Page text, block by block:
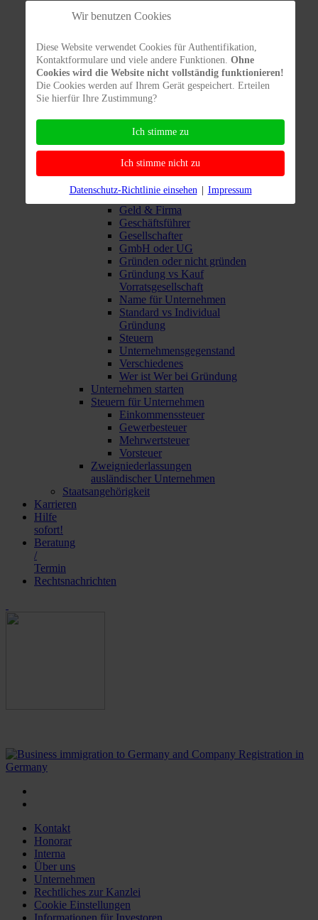
EU-Bürger bzw. deren Nicht-
Private Immigration
Schritt-für-Schritt-Anleitung für
Einwanderung
Visa
Wirtschaftsimmigration
Niederlassungserlaubnis
Private Rechtsaspekte
Rechtliches für Unternehmen
Gesellschaftsgründung
Ausländer in der Gesellschaft
Falsche Rechnungen
Ferngründung
Geld & Firma
Geschäftsführer
Gesellschafter
GmbH oder UG
Gründen oder nicht gründen
Gründung vs Kauf
Vorratsgesellschaft
Name für Unternehmen
Standard vs Individual
Gründung
Steuern
Unternehmensgegenstand
Verschiedenes
Wer ist Wer bei Gründung
Unternehmen starten
Steuern für Unternehmen
Einkommenssteuer
Gewerbesteuer
Mehrwertsteuer
Vorsteuer
Zweigniederlassungen
ausländischer Unternehmen
Staatsangehörigkeit
Karrieren
Hilfe
sofort!
Beratung
/
Termin
Rechtsnachrichten
Kontakt
Honorar
Interna
Über uns
Unternehmen
Rechtliches zur Kanzlei
Cookie Einstellungen
Informationen für Investoren
Wir benutzen Cookies
Diese Website verwendet Cookies für Authentifikation,
Kontaktformulare und viele andere Funktionen. Ohne
Cookies wird die Website nicht vollständig funktionieren!
Die Cookies werden auf Ihrem Gerät gespeichert. Erteilen
Sie hierfür Ihre Zustimmung?
Ich stimme zu
Ich stimme nicht zu
Datenschutz-Richtlinie einsehen | Impressum